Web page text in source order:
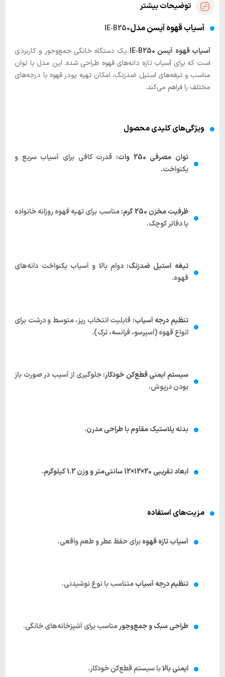
توضیحات بیشتر
آسیاب قهوه آیسن مدلIE‑B250
آسیاب قهوه آیسن IE‑B250
یک دستگاه خانگی جمع‌وجور و کاربردی
است که برای آسیاب تازه دانه‌های قهوه طراحی شده. این مدل با توان
مناسب و تیغه‌های استیل ضدزنگ، امکان تهیه پودر قهوه با درجه‌های
مختلف را فراهم می‌کند.
ویژگی‌های کلیدی محصول
توان مصرفی 250 وات:
قدرت کافی برای آسیاب سریع و
یکنواخت.
ظرفیت مخزن 250 گرم:
مناسب برای تهیه قهوه روزانه خانواده
یا دفاتر کوچک.
تیغه استیل ضدزنگ: دوام بالا و آسیاب یکنواخت دانه‌های
قهوه.
تنظیم درجه آسیاب: قابلیت انتخاب ریز، متوسط و درشت برای
انواع قهوه (اسپرسو، فرانسه، ترک).
سیستم ایمنی قطع‌کن خودکار:جلوگیری از آسیب در صورت باز
بودن درپوش.
بدنه پلاستیک مقاوم با طراحی مدرن.
ابعاد تقریبی 20×12×12 سانتی‌متر و وزن 1.2 کیلوگرم.
مزیت‌های استفاده
آسیاب تازه قهوهبرای حفظ عطر و طعم واقعی.
تنظیم درجه آسیابمتناسب با نوع نوشیدنی.
طراحی سبک و جمع‌وجورمناسب برای آشپزخانه‌های خانگی.
ایمنی بالابا سیستم قطع‌کن خودکار.